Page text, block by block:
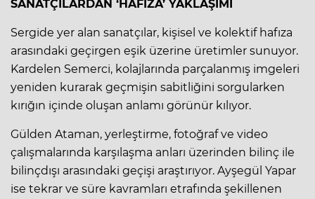
SANATÇILARDAN ‘HAFIZA’ YAKLAŞIMI
Sergide yer alan sanatçılar, kişisel ve kolektif hafıza
arasındaki geçirgen eşik üzerine üretimler sunuyor.
Kardelen Semerci, kolajlarında parçalanmış imgeleri
yeniden kurarak geçmişin sabitliğini sorgularken
kırığın içinde oluşan anlamı görünür kılıyor.
Gülden Ataman, yerleştirme, fotoğraf ve video
çalışmalarında karşılaşma anları üzerinden bilinç ile
bilinçdışı arasındaki geçişi araştırıyor. Ayşegül Yapar
ise tekrar ve süre kavramları etrafında şekillenen